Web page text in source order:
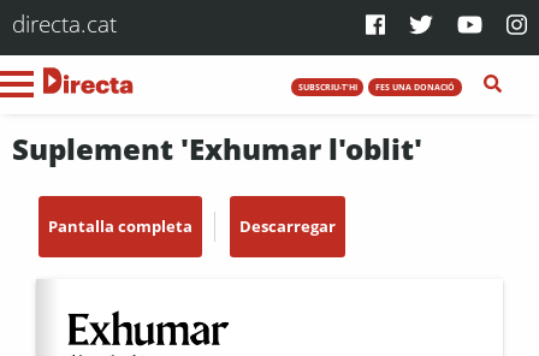
directa.cat
SUBSCRIU-T'HI FES UNA DONACIÓ
Suplement 'Exhumar l'oblit'
Pantalla completa Descarregar